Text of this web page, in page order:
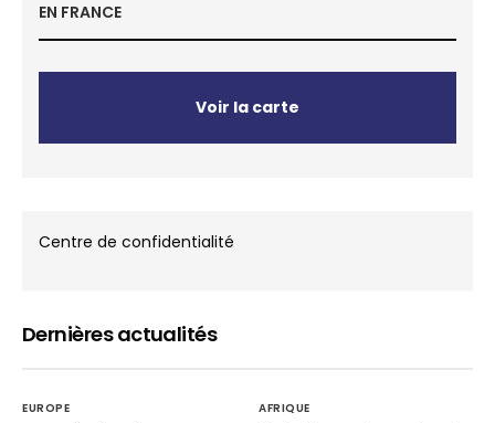
EN FRANCE
Voir la carte
Centre de confidentialité
Dernières actualités
EUROPE AFRIQUE